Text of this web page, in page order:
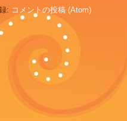
: コメントの投稿 (Atom)